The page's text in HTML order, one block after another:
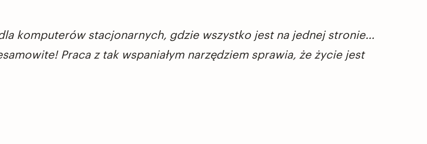
komputerów stacjonarnych, gdzie wszystko jest na jednej stronie...
Praca z tak wspaniałym narzędziem sprawia, że życie jest